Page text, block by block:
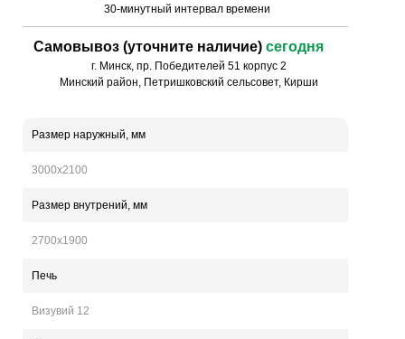
Размер наружный, мм
3000х2100
Размер внутрений, мм
2700х1900
Печь
Визувий 12
г. Минск, пр. Победителей 51 корпус 2
Минский район, Петришковский сельсовет, Кирши
Самовывоз (уточните наличие) сегодня
30-минутный интервал времени